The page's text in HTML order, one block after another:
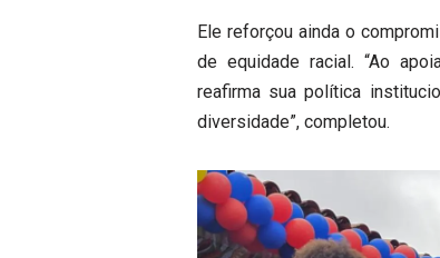
Ele reforçou ainda o
de equidade racial. “Ao
reafirma sua política
diversidade”, completou.